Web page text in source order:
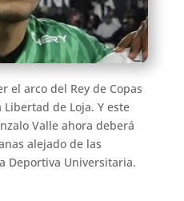
el arco del Rey de Copas
de Loja. Y este
Valle ahora deberá
alejado de las
Deportiva Universitaria.